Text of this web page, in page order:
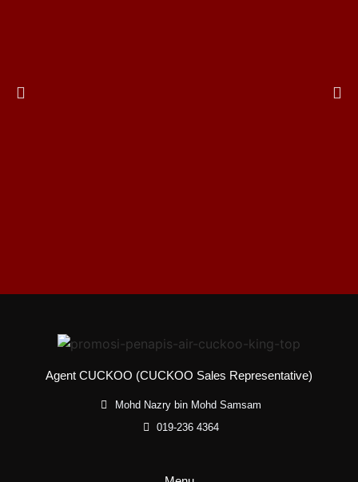
Agent CUCKOO (CUCKOO Sales Representative)
Mohd Nazry bin Mohd Samsam
019-236 4364